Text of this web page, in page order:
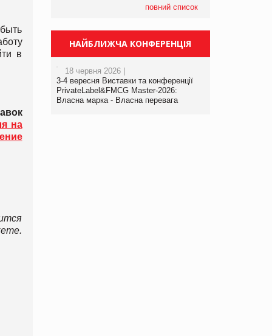
в
на
повний список
НАЙБЛИЖЧА КОНФЕРЕНЦІЯ
18 червня 2026 |
3-4 вересня Виставки та конференції
PrivateLabel&FMCG Master-2026:
Власна марка - Власна перевага